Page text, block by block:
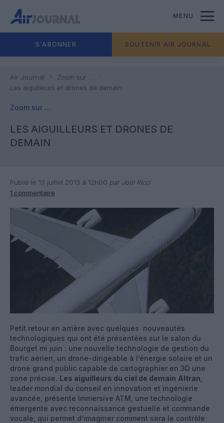
MENU
S'ABONNER SOUTENIR AIR JOURNAL
Air Journal
Zoom sur ...
Les aiguilleurs et drones de demain
Zoom sur ...
LES AIGUILLEURS ET DRONES DE
DEMAIN
Publié le 13 juillet 2013 à 12h00 par Joël Ricci
1 commentaire
Petit retour en arrière avec quelques nouveautés
technologiques qui ont été présentées sur le salon du
Bourget mi juin : une nouvelle technologie de gestion du
trafic aérien, un drone-dirigeable à l’énergie solaire et un
drone grand public capable de cartographier en 3D une
zone précise. Les aiguilleurs du ciel de demain Altran
leader mondial du conseil en innovation et ingénierie
avancée, présente Immersive ATM, une technologie
émergente avec reconnaissance gestuelle et commande
vocale, qui permet d’imaginer comment sera le contrôle